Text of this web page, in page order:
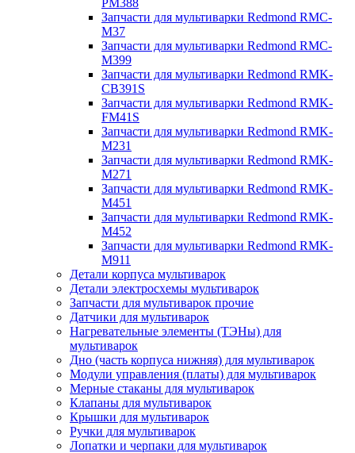
PM388
Запчасти для мультиварки Redmond RMC-
M37
Запчасти для мультиварки Redmond RMC-
M399
Запчасти для мультиварки Redmond RMK-
CB391S
Запчасти для мультиварки Redmond RMK-
FM41S
Запчасти для мультиварки Redmond RMK-
M231
Запчасти для мультиварки Redmond RMK-
M271
Запчасти для мультиварки Redmond RMK-
M451
Запчасти для мультиварки Redmond RMK-
M452
Запчасти для мультиварки Redmond RMK-
M911
Детали корпуса мультиварок
Детали электросхемы мультиварок
Запчасти для мультиварок прочие
Датчики для мультиварок
Нагревательные элементы (ТЭНы) для
мультиварок
Дно (часть корпуса нижняя) для мультиварок
Модули управления (платы) для мультиварок
Мерные стаканы для мультиварок
Клапаны для мультиварок
Крышки для мультиварок
Ручки для мультиварок
Лопатки и черпаки для мультиварок